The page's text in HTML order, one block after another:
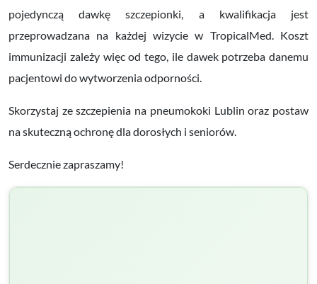
pojedynczą dawkę szczepionki, a kwalifikacja jest
przeprowadzana na każdej wizycie w TropicalMed. Koszt
immunizacji zależy więc od tego, ile dawek potrzeba danemu
pacjentowi do wytworzenia odporności.
Skorzystaj ze szczepienia na pneumokoki Lublin oraz postaw
na skuteczną ochronę dla dorosłych i seniorów.
Serdecznie zapraszamy!